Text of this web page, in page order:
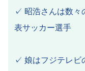
✓ 昭浩さんは数々
表サッカー選手
✓ 娘はフジテレビ